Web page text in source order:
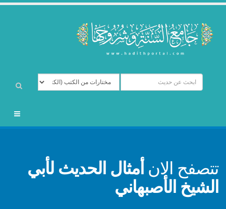
تتصفح الان أمثال الحديث لأبي
الشيخ الأصبهاني